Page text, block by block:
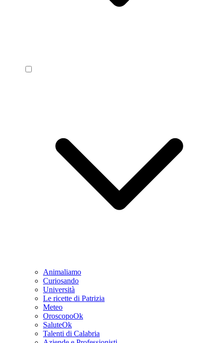
Animaliamo
Curiosando
Università
Le ricette di Patrizia
Meteo
OroscopoOk
SaluteOk
Talenti di Calabria